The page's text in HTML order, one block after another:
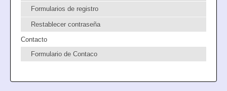
Formularios de registro
Restablecer contraseña
Contacto
Formulario de Contaco